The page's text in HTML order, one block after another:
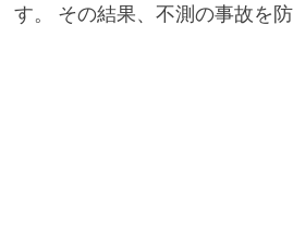
す。 その結果、不測の事故を